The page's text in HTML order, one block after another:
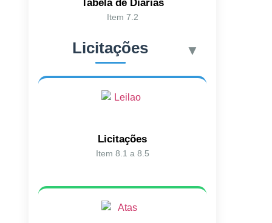
Tabela de Diárias
Item 7.2
Licitações ▼
Licitações
Item 8.1 a 8.5